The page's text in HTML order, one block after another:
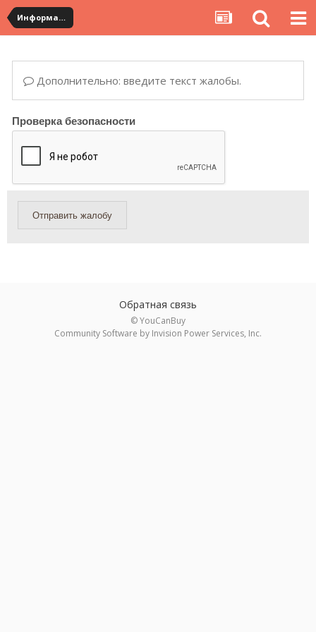
Информация по полученным посылкам
Дополнительно: введите текст жалобы.
Проверка безопасности
Отправить жалобу
Обратная связь
© YouCanBuy
Community Software by Invision Power Services, Inc.